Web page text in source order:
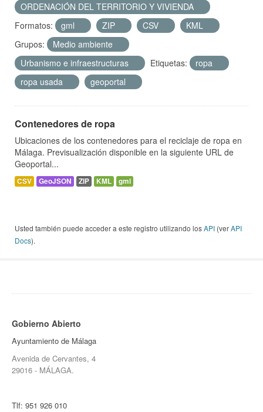
ORDENACIÓN DEL TERRITORIO Y VIVIENDA
Formatos:
gml ZIP CSV
KML
Grupos:
Medio ambiente
Urbanismo e infraestructuras
Etiquetas:
ropa
ropa usada
geoportal
Contenedores de ropa
Ubicaciones de los contenedores para el reciclaje de ropa en
Málaga. Previsualización disponible en la siguiente URL de
Geoportal...
CSV GeoJSON ZIP KML gml
Usted también puede acceder a este registro utilizando losAPI (verAPI
Docs).
Gobierno Abierto
Ayuntamiento de Málaga
Avenida de Cervantes, 4
29016 - MÁLAGA.
Tlf: 951 926 010